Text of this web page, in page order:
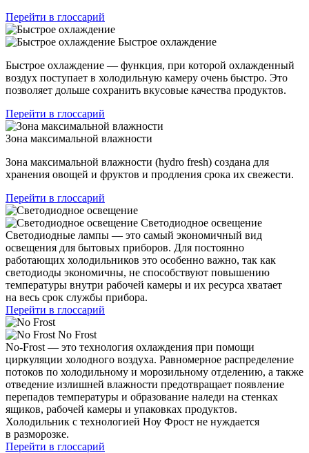
Перейти в глоссарий
Быстрое охлаждение
Быстрое охлаждение — функция, при которой охлажденный
воздух поступает в холодильную камеру очень быстро. Это
позволяет дольше сохранить вкусовые качества продуктов.
Перейти в глоссарий
Зона максимальной влажности
Зона максимальной влажности (hydro fresh) создана для
хранения овощей и фруктов и продления срока их свежести.
Перейти в глоссарий
Светодиодное освещение
Светодиодные лампы — это самый экономичный вид
освещения для бытовых приборов. Для постоянно
работающих холодильников это особенно важно, так как
светодиоды экономичны, не способствуют повышению
температуры внутри рабочей камеры и их ресурса хватает
на весь срок службы прибора.
Перейти в глоссарий
No Frost
No-Frost — это технология охлаждения при помощи
циркуляции холодного воздуха. Равномерное распределение
потоков по холодильному и морозильному отделению, а также
отведение излишней влажности предотвращает появление
перепадов температуры и образование наледи на стенках
ящиков, рабочей камеры и упаковках продуктов.
Холодильник с технологией Ноу Фрост не нуждается
в разморозке.
Перейти в глоссарий